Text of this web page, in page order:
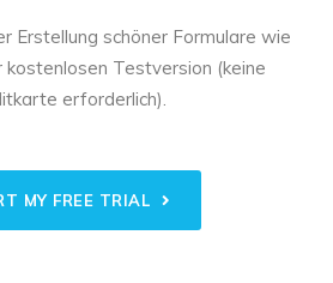
Erstellung schöner Formulare wie
kostenlosen Testversion (keine
erforderlich).
MY FREE TRIAL